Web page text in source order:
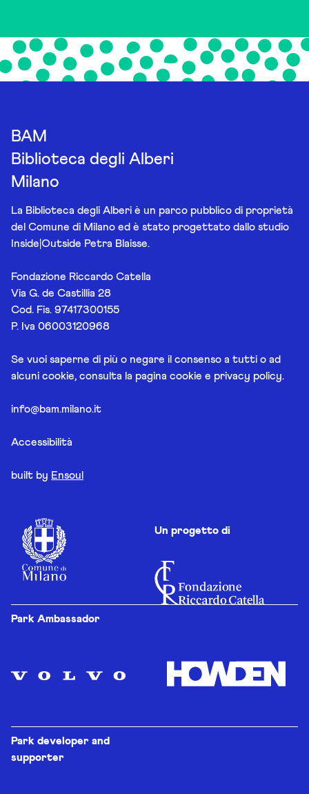
BAM
Biblioteca degli Alberi
Milano
La Biblioteca degli Alberi è un parco pubblico di proprietà
del Comune di Milano ed è stato progettato dallo studio
Inside|Outside Petra Blaisse.
Fondazione Riccardo Catella
Via G. de Castillia 28
Cod. Fis. 97417300155
P. Iva 06003120968
Se vuoi saperne di più o negare il consenso a tutti o ad
alcuni cookie, consulta la pagina cookie e privacy policy.
info@bam.milano.it
Accessibilità
built by Ensoul
Un progetto di
Park Ambassador
Park developer and
supporter